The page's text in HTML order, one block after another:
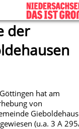
der
hat am
von
(u.a. 3 A